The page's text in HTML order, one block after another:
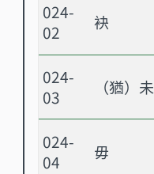
024-
02
袂
024-
03
（猶）未
024-
04
毋